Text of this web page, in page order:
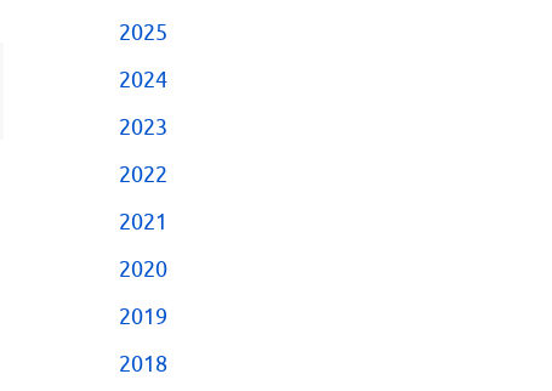
2025
2024
2023
2022
2021
2020
2019
2018